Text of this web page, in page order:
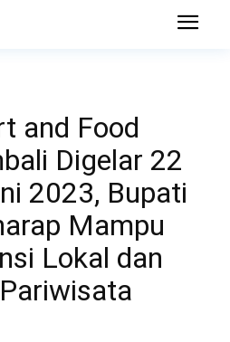
and Food
Digelar 22
2023, Bupati
Mampu
Lokal dan